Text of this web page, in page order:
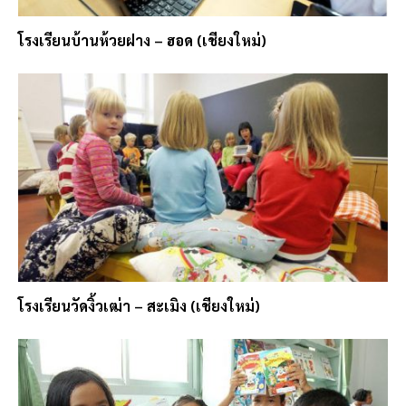
โรงเรียนบ้านห้วยฝาง – ฮอด (เชียงใหม่)
โรงเรียนวัดงิ้วเฒ่า – สะเมิง (เชียงใหม่)